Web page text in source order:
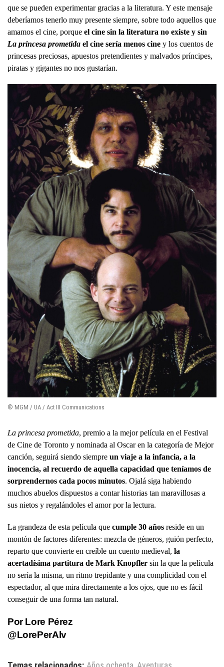
que se pueden experimentar gracias a la literatura. Y este mensaje
deberíamos tenerlo muy presente siempre, sobre todo aquellos que
amamos el cine, porque el cine sin la literatura no existe y sin
La princesa prometida el cine sería menos cine y los cuentos de
princesas preciosas, apuestos pretendientes y malvados príncipes,
piratas y gigantes no nos gustarían.
© MGM / UA / Act III Communications
La princesa prometida, premio a la mejor película en el Festival
de Cine de Toronto y nominada al Oscar en la categoría de Mejor
canción, seguirá siendo siempre un viaje a la infancia, a la
inocencia, al recuerdo de aquella capacidad que teníamos de
sorprendernos cada pocos minutos. Ojalá siga habiendo
muchos abuelos dispuestos a contar historias tan maravillosas a
sus nietos y regalándoles el amor por la lectura.
La grandeza de esta película que cumple 30 años reside en un
montón de factores diferentes: mezcla de géneros, guión perfecto,
reparto que convierte en creíble un cuento medieval, la
acertadísima partitura de Mark Knopfler sin la que la película
no sería la misma, un ritmo trepidante y una complicidad con el
espectador, al que mira directamente a los ojos, que no es fácil
conseguir de una forma tan natural.
Por Lore Pérez
@LorePerAlv